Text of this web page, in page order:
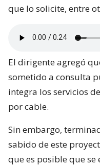
que lo solicite, entre
El dirigente agregó
sometido a consulta
integra los servicios
por cable.
Sin embargo,
sabido de este
que es posible que